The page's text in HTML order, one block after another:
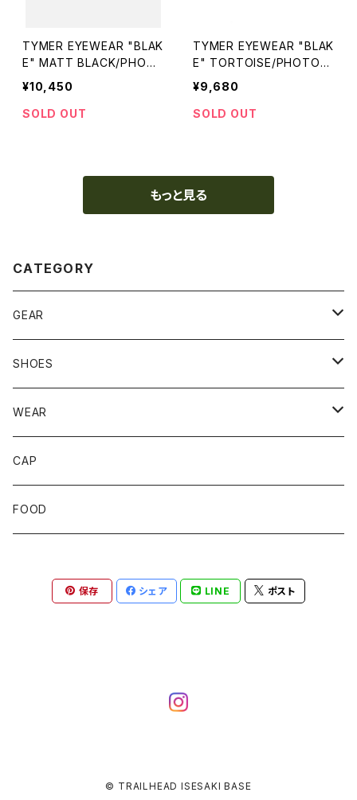
TYMER EYEWEAR "BLAK
E" MATT BLACK/PHOTC
HROMIC GREY POLARIZ
ED (TY101-MBK-PGYP)
¥10,450
SOLD OUT
TYMER EYEWEAR "BLAK
E" TORTOISE/PHOTOC
HROMIC GREY（TY101-M
TT-PGY）
¥9,680
SOLD OUT
もっと見る
CATEGORY
GEAR
BACKPACK
STUFFBAG
ACCESSORIES
SHOES
サンダル
WEAR
SOCKS
GLOVE
ボトムス
CAP
FOOD
保存 シェア LINE ポスト
© TRAILHEAD ISESAKI BASE